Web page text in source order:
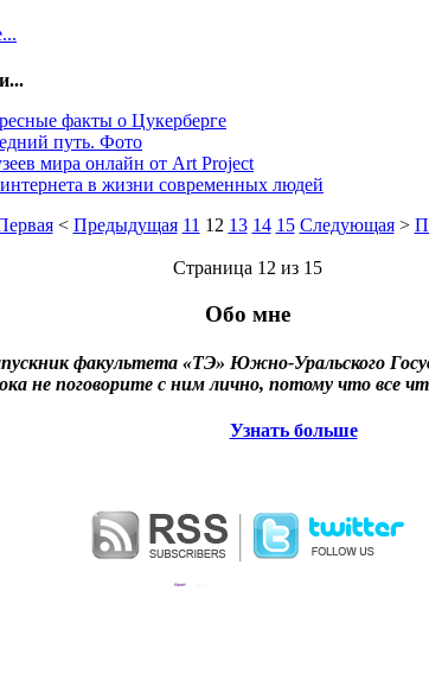
факты о Цукерберге
путь. Фото
мира онлайн от Art Project
в жизни современных людей
< Предыдущая 11 12 13 14 15 Следующая>
Страница 12 из 15
Обо мне
факультета «ТЭ» Южно-Уральского
не поговорите с ним лично, потому что
Узнать больше